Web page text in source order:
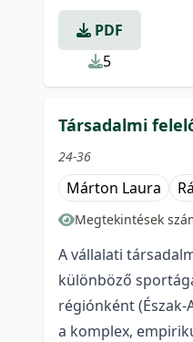
PDF
5
Társadalmi
24-36
Márton Laura
Megtekintések
A vállalati
különböző
régiónként
a komplex,